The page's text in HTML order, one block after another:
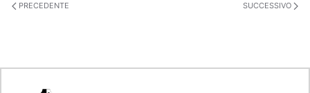
PRECEDENTE SUCCESSIVO